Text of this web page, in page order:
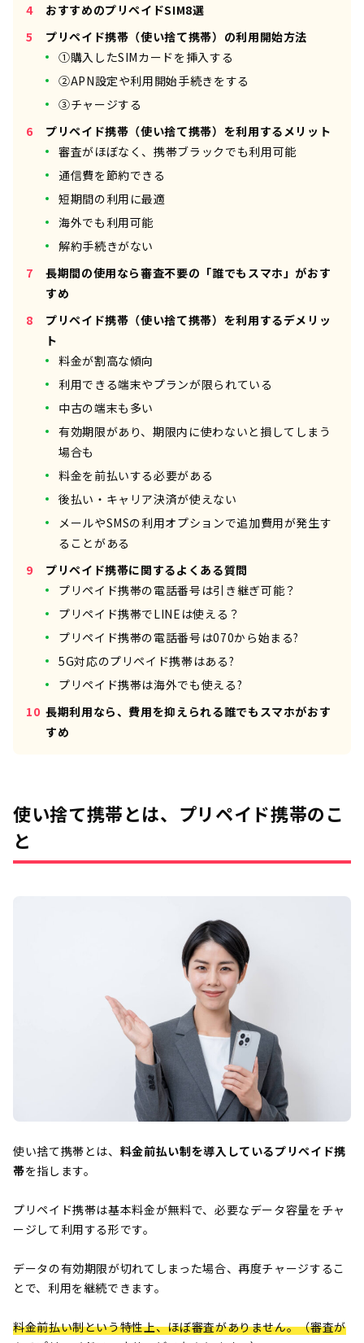
おすすめのプリペイドSIM8選
プリペイド携帯（使い捨て携帯）の利用開始方法
①購入したSIMカードを挿入する
②APN設定や利用開始手続きをする
③チャージする
プリペイド携帯（使い捨て携帯）を利用するメリット
審査がほぼなく、携帯ブラックでも利用可能
通信費を節約できる
短期間の利用に最適
海外でも利用可能
解約手続きがない
長期間の使用なら審査不要の「誰でもスマホ」がおす
すめ
プリペイド携帯（使い捨て携帯）を利用するデメリッ
ト
料金が割高な傾向
利用できる端末やプランが限られている
中古の端末も多い
有効期限があり、期限内に使わないと損してしまう
場合も
料金を前払いする必要がある
後払い・キャリア決済が使えない
メールやSMSの利用オプションで追加費用が発生す
ることがある
プリペイド携帯に関するよくある質問
プリペイド携帯の電話番号は引き継ぎ可能？
プリペイド携帯でLINEは使える？
プリペイド携帯の電話番号は070から始まる?
5G対応のプリペイド携帯はある?
プリペイド携帯は海外でも使える?
長期利用なら、費用を抑えられる誰でもスマホがおす
すめ
使い捨て携帯とは、プリペイド携帯のこ
と
使い捨て携帯とは、 料金前払い制を導入しているプリペイド携
帯を指します。
プリペイド携帯は基本料金が無料で、必要なデータ容量をチャ
ージして利用する形です。
データの有効期限が切れてしまった場合、再度チャージするこ
とで、利用を継続できます。
料金前払い制という特性上、ほぼ審査がありません。（審査が